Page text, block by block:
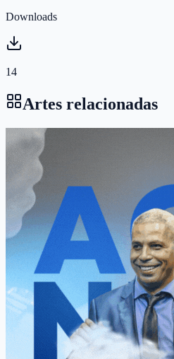
Downloads
14
Artes relacionadas